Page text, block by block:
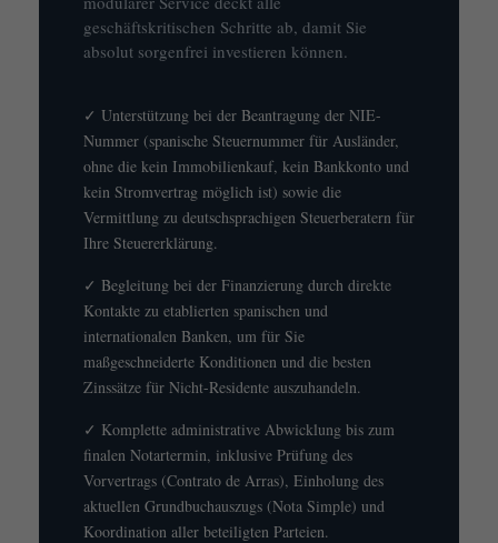
geschäftskritischen Schritte ab, damit Sie
absolut sorgenfrei investieren können.
✓ Unterstützung bei der Beantragung der NIE-
Nummer (spanische Steuernummer für Ausländer,
ohne die kein Immobilienkauf, kein Bankkonto und
kein Stromvertrag möglich ist) sowie die
Vermittlung zu deutschsprachigen Steuerberatern für
Ihre Steuererklärung.
✓ Begleitung bei der Finanzierung durch direkte
Kontakte zu etablierten spanischen und
internationalen Banken, um für Sie
maßgeschneiderte Konditionen und die besten
Zinssätze für Nicht-Residente auszuhandeln.
✓ Komplette administrative Abwicklung bis zum
finalen Notartermin, inklusive Prüfung des
Vorvertrags (Contrato de Arras), Einholung des
aktuellen Grundbuchauszugs (Nota Simple) und
Koordination aller beteiligten Parteien.